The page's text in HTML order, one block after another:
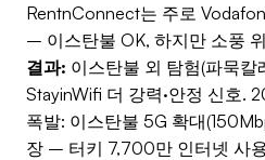
RentnConnect는 주로
– 이스탄불 OK, 하지만 소풍
결과: 이스탄불 외 탐험(파묵칼
StayinWifi 더 강력·안정 신호.
폭발: 이스탄불 5G 확대
장 – 터키 7,700만 인터넷 사